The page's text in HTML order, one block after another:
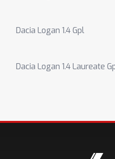
Dacia Logan 1.4 Gpl
Dacia Logan 1.4 Laureate